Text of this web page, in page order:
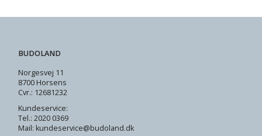
BUDOLAND
Norgesvej 11
8700 Horsens
Cvr.: 12681232
Kundeservice:
Tel.: 2020 0369
Mail: kundeservice@budoland.dk